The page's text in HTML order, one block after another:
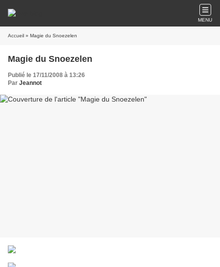
MENU
Accueil » Magie du Snoezelen
Magie du Snoezelen
Publié le 17/11/2008 à 13:26
Par Jeannot